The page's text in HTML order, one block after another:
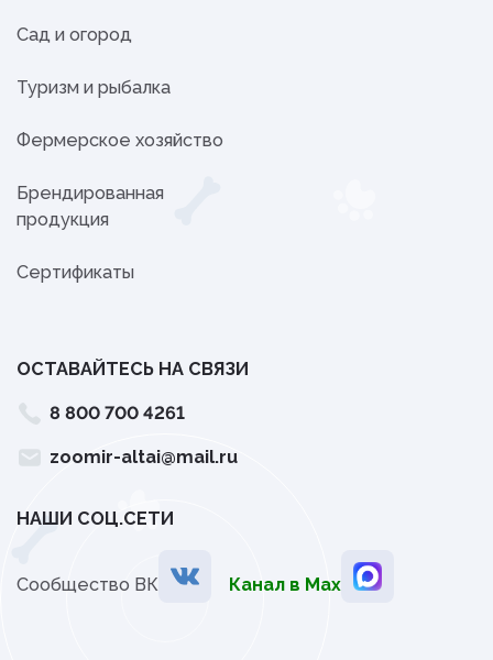
Сад и огород
Туризм и рыбалка
Фермерское хозяйство
Брендированная
продукция
Сертификаты
ОСТАВАЙТЕСЬ НА СВЯЗИ
8 800 700 4261
zoomir-altai@mail.ru
НАШИ СОЦ.СЕТИ
Сообщество ВК Канал в Мах